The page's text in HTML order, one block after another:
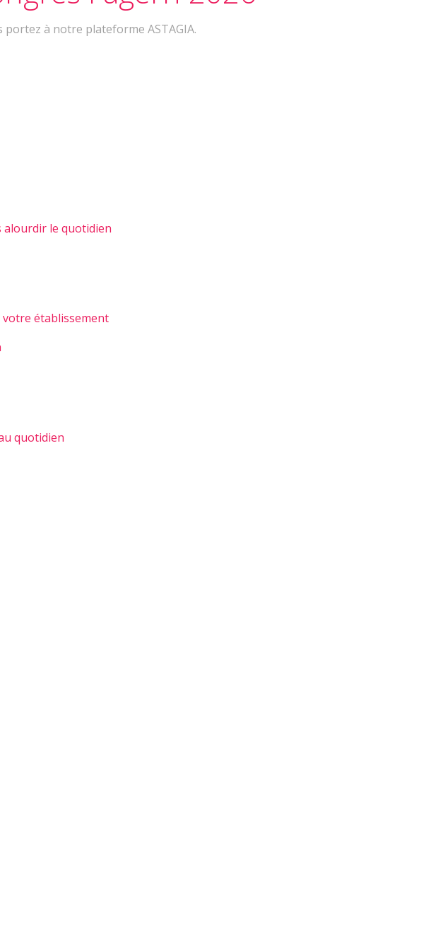
à notre plateforme ASTAGIA.
alourdir le quotidien
établissement
quotidien